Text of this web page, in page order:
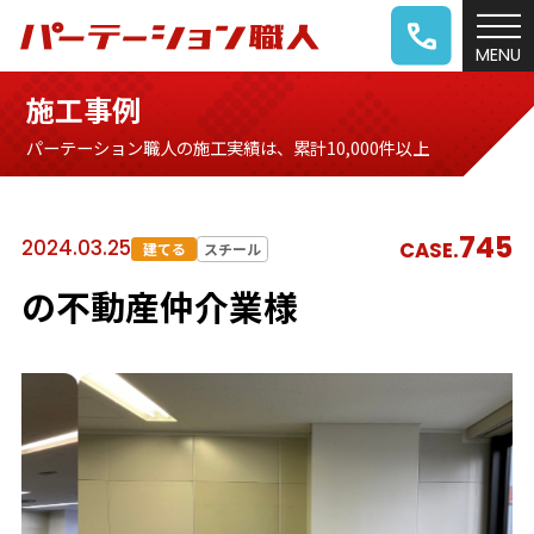
施工事例
パーテーション職人の施工実績は、累計10,000件以上
2024.03.25 建てる スチール CASE.745
の不動産仲介業様